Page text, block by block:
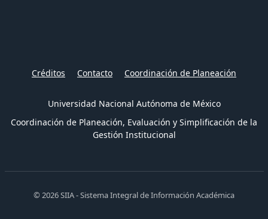
Créditos Contacto Coordinación de Planeación
Universidad Nacional Autónoma de México
Coordinación de Planeación, Evaluación y Simplificación de la
Gestión Institucional
© 2026 SIIA - Sistema Integral de Información Académica